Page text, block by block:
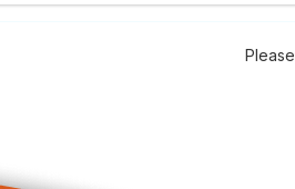
Please